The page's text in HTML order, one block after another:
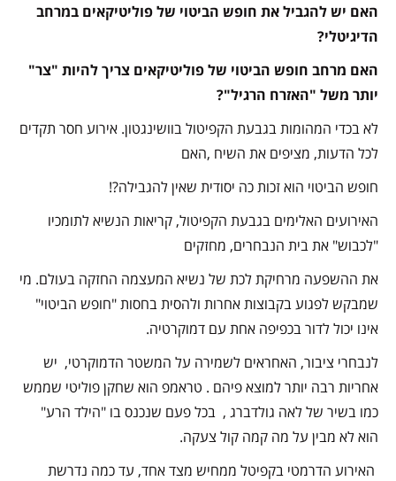
האם יש להגביל את חופש הביטוי של פוליטיקאים במרחב
הדיגיטלי?
האם מרחב חופש הביטוי של פוליטיקאים צריך להיות "צר"
יותר משל "האזרח הרגיל"?
לא בכדי המהומות בגבעת הקפיטול בוושינגטון. אירוע חסר תקדים
לכל הדעות, מציפים את השיח ,האם
חופש הביטוי הוא זכות כה יסודית שאין להגבילה?!
האירועים האלימים בגבעת הקפיטול, קריאות הנשיא לתומכיו
"לכבוש" את בית הנבחרים, מחזקים
את ההשפעה מרחיקת לכת של נשיא המעצמה החזקה בעולם. מי
שמבקש לפגוע בקבוצות אחרות ולהסית בחסות "חופש הביטוי"
אינו יכול לדור בכפיפה אחת עם דמוקרטיה.
לנבחרי ציבור, האחראים לשמירה על המשטר הדמוקרטי, יש
אחריות רבה יותר למוצא פיהם . טראמפ הוא שחקן פוליטי שממש
כמו בשיר של לאה גולדברג , בכל פעם שנכנס בו "הילד הרע"
הוא לא מבין על מה קמה קול צעקה.
האירוע הדרמטי בקפיטל ממחיש מצד אחד, עד כמה נדרשת